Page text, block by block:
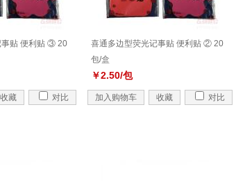
事贴 便利贴 ③ 20
收藏 对比
喜通多边型荧光记事贴 便利贴 ② 20
包/盒
￥2.50/包
加入购物车 收藏 对比